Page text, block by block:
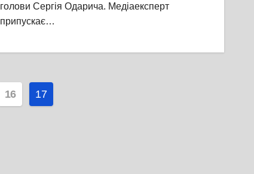
голови Сергія Одарича. Медіаексперт
припускає…
16 17